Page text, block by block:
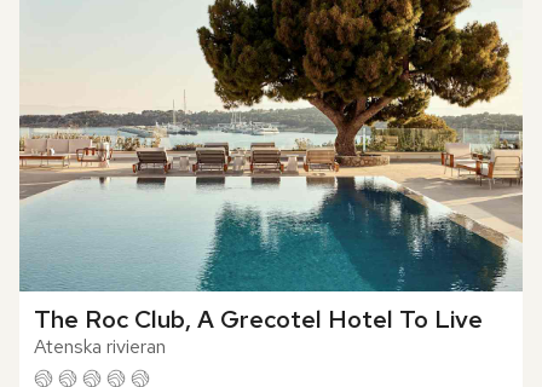
The Roc Club, A Grecotel Hotel To Live
Atenska rivieran